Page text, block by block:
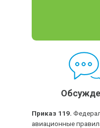
Приказ 119.
авиационные